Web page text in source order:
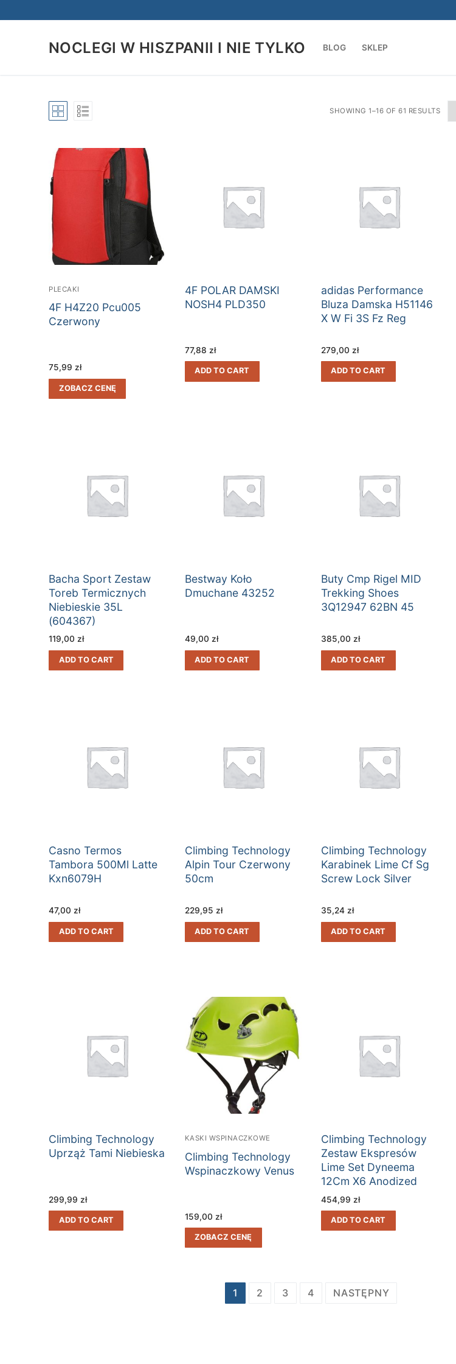
do
NOCLEGI W HISZPANII I NIE TYLKO BLOG SKLEP
SHOWING 1–16 OF 61 RESULTS
PLECAKI
4F H4Z20 Pcu005
Czerwony
75,99 zł
ZOBACZ CENĘ
4F POLAR DAMSKI
NOSH4 PLD350
77,88 zł
ADD TO CART
adidas Performance
Bluza Damska H51146
X W Fi 3S Fz Reg
279,00 zł
ADD TO CART
Bacha Sport Zestaw
Toreb Termicznych
Niebieskie 35L
(604367)
119,00 zł
ADD TO CART
Bestway Koło
Dmuchane 43252
49,00 zł
ADD TO CART
Buty Cmp Rigel MID
Trekking Shoes
3Q12947 62BN 45
385,00 zł
ADD TO CART
Casno Termos
Tambora 500Ml Latte
Kxn6079H
47,00 zł
ADD TO CART
Climbing Technology
Alpin Tour Czerwony
50cm
229,95 zł
ADD TO CART
Climbing Technology
Karabinek Lime Cf Sg
Screw Lock Silver
35,24 zł
ADD TO CART
Climbing Technology
Uprząż Tami Niebieska
299,99 zł
ADD TO CART
KASKI WSPINACZKOWE
Climbing Technology
Wspinaczkowy Venus
159,00 zł
ZOBACZ CENĘ
Climbing Technology
Zestaw Ekspresów
Lime Set Dyneema
12Cm X6 Anodized
454,99 zł
ADD TO CART
1 2 3 4 NASTĘPNY